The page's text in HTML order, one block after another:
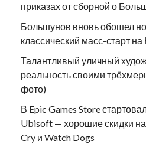
приказах от сборной о
Большунов вновь обошел
классический масс-старт
Талантливый уличный
реальность своими
фото)
В Epic Games Store
Ubisoft — хорошие скидки на
Cry и Watch Dogs